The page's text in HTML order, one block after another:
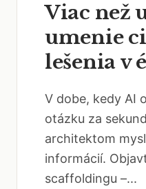
Viac než
umenie
lešenia v
V dobe, kedy AI
otázku za
architektom
informácií.
scaffoldingu –...